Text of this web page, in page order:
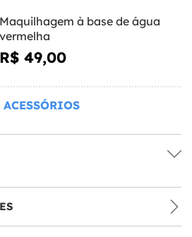
Maquilhagem à base de água
vermelha
R$ 49,00
ACESSÓRIOS